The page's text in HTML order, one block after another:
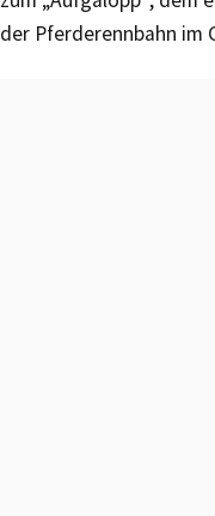
der Pferderennbahn im